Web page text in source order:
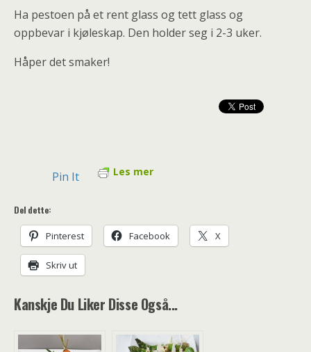
Ha pestoen på et rent glass og tett glass og
oppbevar i kjøleskap. Den holder seg i 2-3 uker.
Håper det smaker!
Pin It Les mer
Del dette:
Pinterest Facebook X
Skriv ut
Kanskje Du Liker Disse Også...